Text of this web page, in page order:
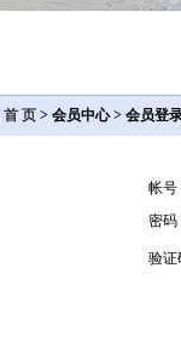
首 页 > 会员中心 > 会员登
帐号
密码
验证